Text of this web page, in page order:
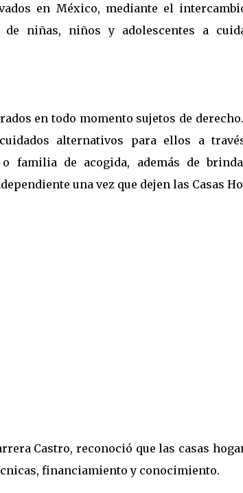
en México, mediante el
niñas, niños y adolescentes a
en todo momento sujetos de
alternativos para ellos a
familia de acogida, además de
una vez que dejen las Casas
Castro, reconoció que las casas
financiamiento y conocimiento.